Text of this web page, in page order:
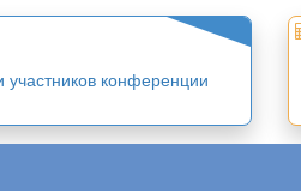
участников конференции